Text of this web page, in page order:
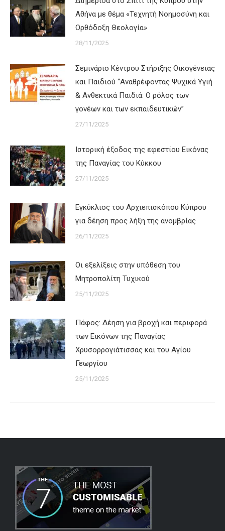
Αθήνα με θέμα «Τεχνητή Νοημοσύνη και
Ορθόδοξη Θεολογία»
28/11/2025
Σεμινάριο Κέντρου Στήριξης Οικογένειας
και Παιδιού “Αναθρέφοντας Ψυχικά Υγιή
& Ανθεκτικά Παιδιά: Ο ρόλος των
γονέων και των εκπαιδευτικών”
27/11/2025
Ιστορική έξοδος της εφεστίου Εικόνας
της Παναγίας του Κύκκου
27/11/2025
Εγκύκλιος του Αρχιεπισκόπου Κύπρου
για δέηση προς λήξη της ανομβρίας
26/11/2025
Οι εξελίξεις στην υπόθεση του
Μητροπολίτη Τυχικού
25/11/2025
Πάφος: Δέηση για βροχή και περιφορά
των Εικόνων της Παναγίας
Χρυσορρογιάτισσας και του Αγίου
Γεωργίου
25/11/2025